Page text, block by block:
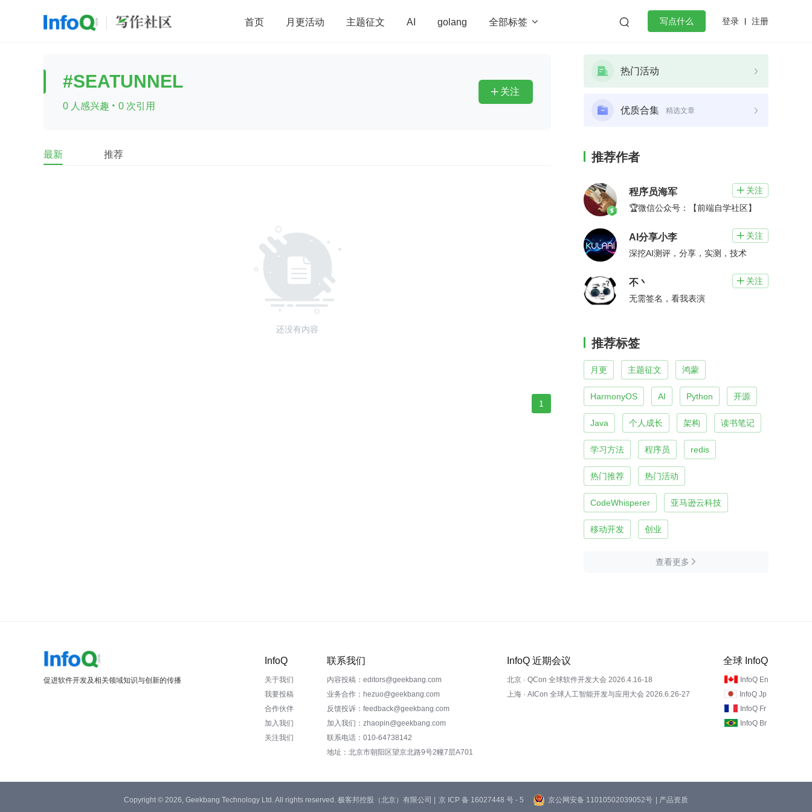
首页 月更活动 主题征文 AI golang 全部标签   写点什么 登录 注册
前端 AI 大数据 redis
查看更多
#SEATUNNEL
0 人感兴趣 · 0 次引用
 关注
最新 推荐
还没有内容
1
热门活动
优质合集 精选文章
推荐作者
程序员海军  关注
🏆微信公众号：【前端自学社区】
AI分享小李  关注
深挖AI测评，分享，实测，技术
不丶  关注
无需签名，看我表演
推荐标签
月更 主题征文 鸿蒙
HarmonyOS AI Python 开源
Java 个人成长 架构 读书笔记
学习方法 程序员 redis
热门推荐 热门活动
CodeWhisperer 亚马逊云科技
移动开发 创业
查看更多 
促进软件开发及相关领域知识与创新的传播
InfoQ
关于我们
我要投稿
合作伙伴
加入我们
关注我们
联系我们
内容投稿：editors@geekbang.com
业务合作：hezuo@geekbang.com
反馈投诉：feedback@geekbang.com
加入我们：zhaopin@geekbang.com
联系电话：010-64738142
地址：北京市朝阳区望京北路9号2幢7层A701
InfoQ 近期会议
北京 · QCon 全球软件开发大会 2026.4.16-18
上海 · AICon 全球人工智能开发与应用大会 2026.6.26-27
全球 InfoQ
InfoQ En
InfoQ Jp
InfoQ Fr
InfoQ Br
Copyright © 2026, Geekbang Technology Ltd. All rights reserved. 极客邦控股（北京）有限公司 | 京 ICP 备 16027448 号 - 5 京公网安备 11010502039052号 | 产品资质